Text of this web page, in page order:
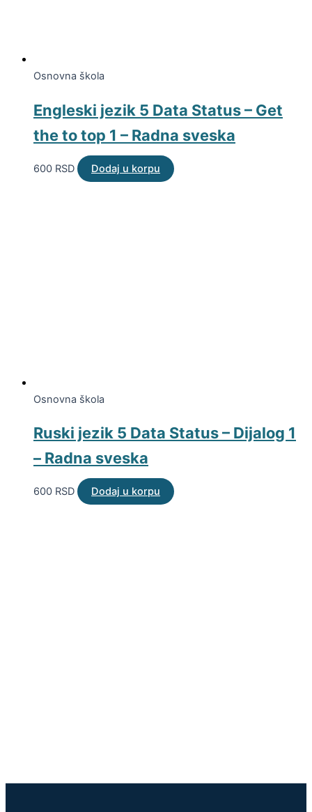
Osnovna škola
Engleski jezik 5 Data Status – Get
the to top 1 – Radna sveska
600 RSD Dodaj u korpu
Osnovna škola
Ruski jezik 5 Data Status – Dijalog 1
– Radna sveska
600 RSD Dodaj u korpu